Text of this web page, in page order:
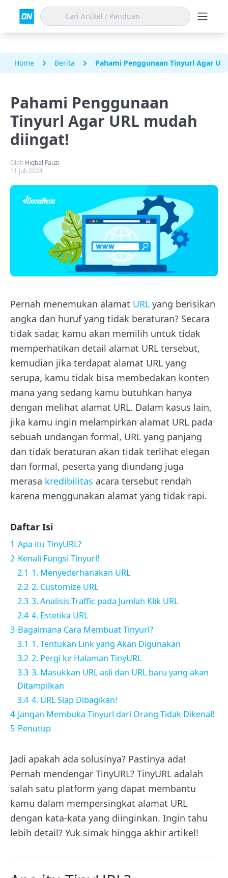
Home Berita Pahami Penggunaan Tinyurl Agar
Pahami Penggunaan
Tinyurl Agar URL mudah
diingat!
Oleh Hiqbal Fauzi
11 Juli 2024
Pernah menemukan alamat URL yang berisikan
angka dan huruf yang tidak beraturan? Secara
tidak sadar, kamu akan memilih untuk tidak
memperhatikan detail alamat URL tersebut,
kemudian jika terdapat alamat URL yang
serupa, kamu tidak bisa membedakan konten
mana yang sedang kamu butuhkan hanya
dengan melihat alamat URL. Dalam kasus lain,
jika kamu ingin melampirkan alamat URL pada
sebuah undangan formal, URL yang panjang
dan tidak beraturan akan tidak terlihat elegan
dan formal, peserta yang diundang juga
merasa kredibilitas acara tersebut rendah
karena menggunakan alamat yang tidak rapi.
Daftar Isi
1 Apa itu TinyURL?
2 Kenali Fungsi Tinyurl!
2.1 1. Menyederhanakan URL
2.2 2. Customize URL
2.3 3. Analisis Traffic pada Jumlah Klik URL
2.4 4. Estetika URL
3 Bagaimana Cara Membuat Tinyurl?
3.1 1. Tentukan Link yang Akan Digunakan
3.2 2. Pergi ke Halaman TinyURL
3.3 3. Masukkan URL asli dan URL baru yang akan
Ditampilkan
3.4 4. URL Siap Dibagikan!
4 Jangan Membuka Tinyurl dari Orang Tidak Dikenal!
5 Penutup
Jadi apakah ada solusinya? Pastinya ada!
Pernah mendengar TinyURL? TinyURL adalah
salah satu platform yang dapat membantu
kamu dalam mempersingkat alamat URL
dengan kata-kata yang diinginkan. Ingin tahu
lebih detail? Yuk simak hingga akhir artikel!